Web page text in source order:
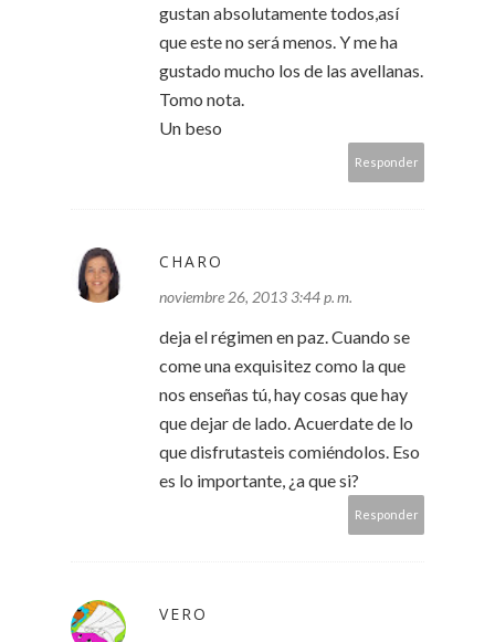
gustan absolutamente todos,así
que este no será menos. Y me ha
gustado mucho los de las avellanas.
Tomo nota.
Un beso
Responder
CHARO
noviembre 26, 2013 3:44 p. m.
deja el régimen en paz. Cuando se
come una exquisitez como la que
nos enseñas tú, hay cosas que hay
que dejar de lado. Acuerdate de lo
que disfrutasteis comiéndolos. Eso
es lo importante, ¿a que si?
Responder
VERO